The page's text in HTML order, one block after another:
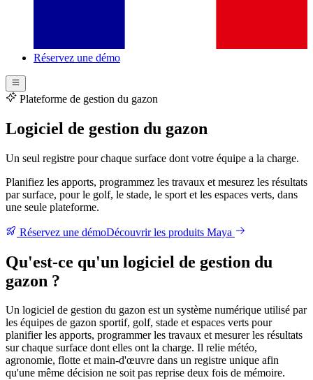
Réservez une démo
Plateforme de gestion du gazon
Logiciel de gestion du gazon
Un seul registre pour chaque surface dont votre équipe a la charge.
Planifiez les apports, programmez les travaux et mesurez les résultats
par surface, pour le golf, le stade, le sport et les espaces verts, dans
une seule plateforme.
Réservez une démoDécouvrir les produits Maya
Qu'est-ce qu'un logiciel de gestion du
gazon ?
Un logiciel de gestion du gazon est un système numérique utilisé par
les équipes de gazon sportif, golf, stade et espaces verts pour
planifier les apports, programmer les travaux et mesurer les résultats
sur chaque surface dont elles ont la charge. Il relie météo,
agronomie, flotte et main-d'œuvre dans un registre unique afin
qu'une même décision ne soit pas reprise deux fois de mémoire.